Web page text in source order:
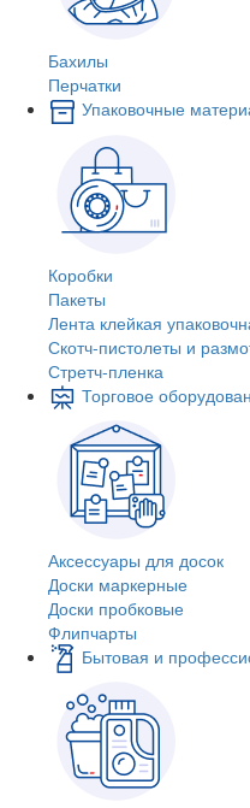
Бахилы
Перчатки
Упаковочные
Коробки
Пакеты
Лента клейкая
Скотч-пистолеты и
Стретч-пленка
Торговое
Аксессуары для досок
Доски маркерные
Доски пробковые
Флипчарты
Бытовая и